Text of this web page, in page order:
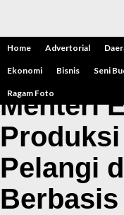
Home Advertorial
Ekonomi Bisnis Seni
Ragam Foto
Menteri
Pelangi